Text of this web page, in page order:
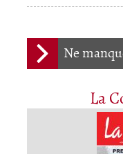
Ne
La